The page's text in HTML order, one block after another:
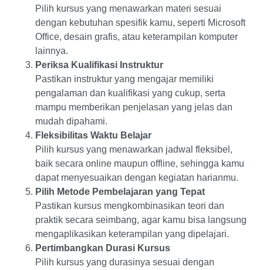
Pilih kursus yang menawarkan materi sesuai
dengan kebutuhan spesifik kamu, seperti Microsoft
Office, desain grafis, atau keterampilan komputer
lainnya.
Periksa Kualifikasi Instruktur
Pastikan instruktur yang mengajar memiliki
pengalaman dan kualifikasi yang cukup, serta
mampu memberikan penjelasan yang jelas dan
mudah dipahami.
Fleksibilitas Waktu Belajar
Pilih kursus yang menawarkan jadwal fleksibel,
baik secara online maupun offline, sehingga kamu
dapat menyesuaikan dengan kegiatan harianmu.
Pilih Metode Pembelajaran yang Tepat
Pastikan kursus mengkombinasikan teori dan
praktik secara seimbang, agar kamu bisa langsung
mengaplikasikan keterampilan yang dipelajari.
Pertimbangkan Durasi Kursus
Pilih kursus yang durasinya sesuai dengan